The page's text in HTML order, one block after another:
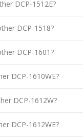
DCP-1512E?
DCP-1518?
DCP-1601?
DCP-1610WE?
DCP-1612W?
DCP-1612WE?